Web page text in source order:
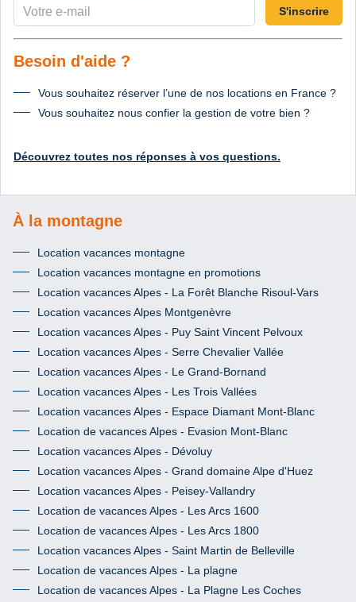
S'inscrire
Besoin d'aide ?
Vous souhaitez réserver l’une de nos locations en France ?
Vous souhaitez nous confier la gestion de votre bien ?
Découvrez toutes nos réponses à vos questions.
À la montagne
Location vacances montagne
Location vacances montagne en promotions
Location vacances Alpes - La Forêt Blanche Risoul-Vars
Location vacances Alpes Montgenèvre
Location vacances Alpes - Puy Saint Vincent Pelvoux
Location vacances Alpes - Serre Chevalier Vallée
Location vacances Alpes - Le Grand-Bornand
Location vacances Alpes - Les Trois Vallées
Location vacances Alpes - Espace Diamant Mont-Blanc
Location de vacances Alpes - Evasion Mont-Blanc
Location vacances Alpes - Dévoluy
Location vacances Alpes - Grand domaine Alpe d'Huez
Location vacances Alpes - Peisey-Vallandry
Location de vacances Alpes - Les Arcs 1600
Location de vacances Alpes - Les Arcs 1800
Location vacances Alpes - Saint Martin de Belleville
Location de vacances Alpes - La plagne
Location de vacances Alpes - La Plagne Les Coches